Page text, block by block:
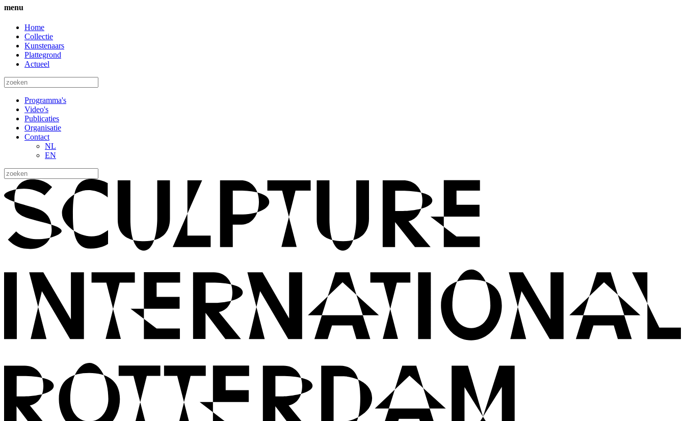
menu
Home
Collectie
Kunstenaars
Plattegrond
Actueel
Programma's
Video's
Publicaties
Organisatie
Contact
NL
EN